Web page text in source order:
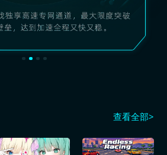
查看全部>